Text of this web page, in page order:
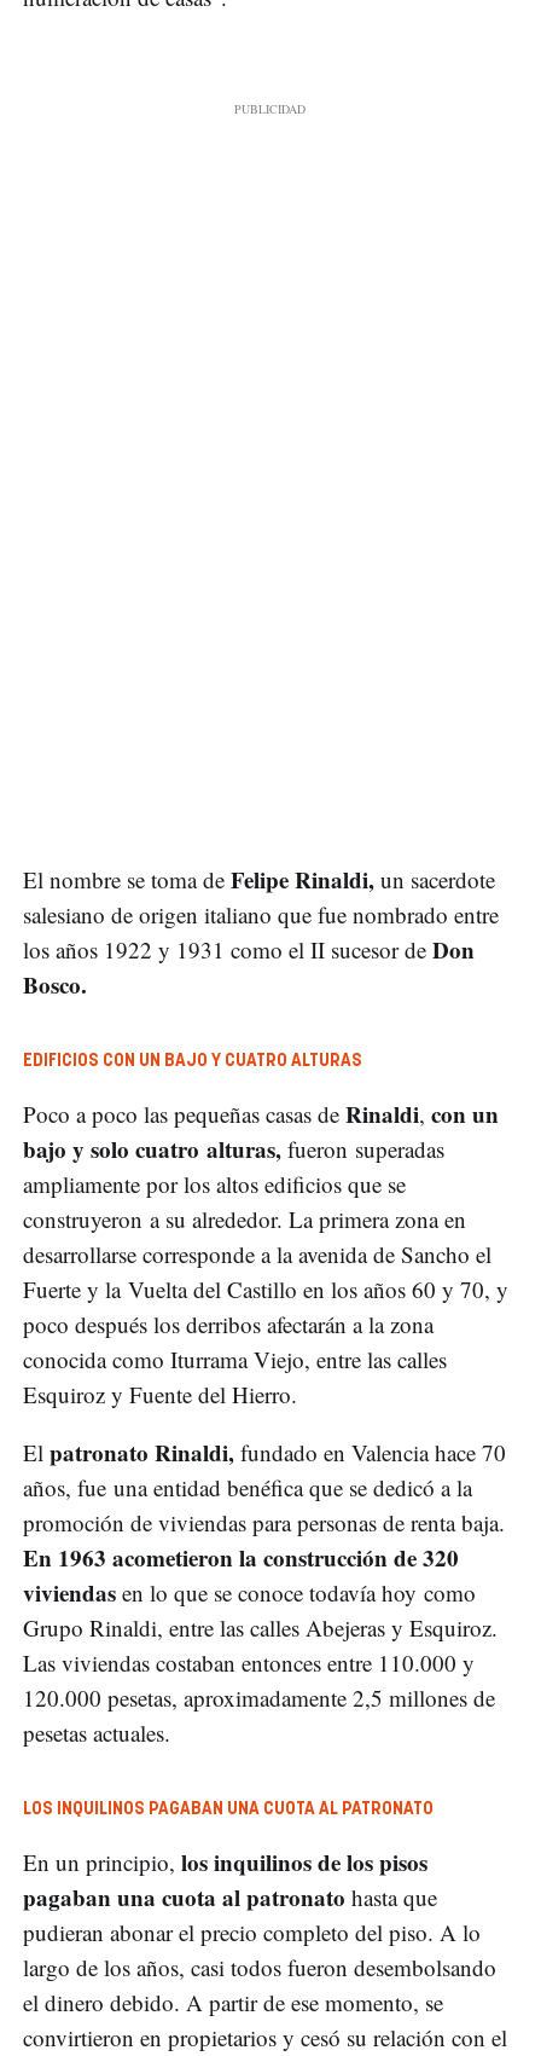
El nombre se toma de Felipe Rinaldi, un sacerdote
salesiano de origen italiano que fue nombrado entre
los años 1922 y 1931 como el II sucesor de Don
Bosco.
EDIFICIOS CON UN BAJO Y CUATRO ALTURAS
Poco a poco las pequeñas casas de Rinaldi, con un
bajo y solo cuatro alturas, fueron superadas
ampliamente por los altos edificios que se
construyeron a su alrededor. La primera zona en
desarrollarse corresponde a la avenida de Sancho el
Fuerte y la Vuelta del Castillo en los años 60 y 70, y
poco después los derribos afectarán a la zona
conocida como Iturrama Viejo, entre las calles
Esquiroz y Fuente del Hierro.
El patronato Rinaldi, fundado en Valencia hace 70
años, fue una entidad benéfica que se dedicó a la
promoción de viviendas para personas de renta baja.
En 1963 acometieron la construcción de 320
viviendas en lo que se conoce todavía hoy como
Grupo Rinaldi, entre las calles Abejeras y Esquiroz.
Las viviendas costaban entonces entre 110.000 y
120.000 pesetas, aproximadamente 2,5 millones de
pesetas actuales.
LOS INQUILINOS PAGABAN UNA CUOTA AL PATRONATO
En un principio, los inquilinos de los pisos
pagaban una cuota al patronato hasta que
pudieran abonar el precio completo del piso. A lo
largo de los años, casi todos fueron desembolsando
el dinero debido. A partir de ese momento, se
convirtieron en propietarios y cesó su relación con el